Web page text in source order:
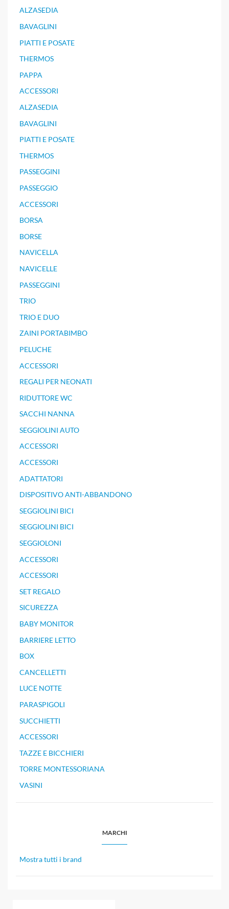
ALZASEDIA
BAVAGLINI
PIATTI E POSATE
THERMOS
PAPPA
ACCESSORI
ALZASEDIA
BAVAGLINI
PIATTI E POSATE
THERMOS
PASSEGGINI
PASSEGGIO
ACCESSORI
BORSA
BORSE
NAVICELLA
NAVICELLE
PASSEGGINI
TRIO
TRIO E DUO
ZAINI PORTABIMBO
PELUCHE
ACCESSORI
REGALI PER NEONATI
RIDUTTORE WC
SACCHI NANNA
SEGGIOLINI AUTO
ACCESSORI
ACCESSORI
ADATTATORI
DISPOSITIVO ANTI-ABBANDONO
SEGGIOLINI BICI
SEGGIOLINI BICI
SEGGIOLONI
ACCESSORI
ACCESSORI
SET REGALO
SICUREZZA
BABY MONITOR
BARRIERE LETTO
BOX
CANCELLETTI
LUCE NOTTE
PARASPIGOLI
SUCCHIETTI
ACCESSORI
TAZZE E BICCHIERI
TORRE MONTESSORIANA
VASINI
MARCHI
Mostra tutti i brand